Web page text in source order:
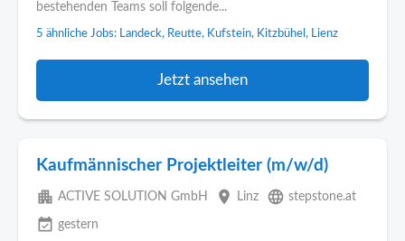
bestehenden Teams soll folgende...
5 ähnliche Jobs: Landeck, Reutte, Kufstein, Kitzbühel, Lienz
Jetzt ansehen
Kaufmännischer Projektleiter (m/w/d)
apartment ACTIVE SOLUTION GmbH place Linz language stepstone.at
event_available gestern